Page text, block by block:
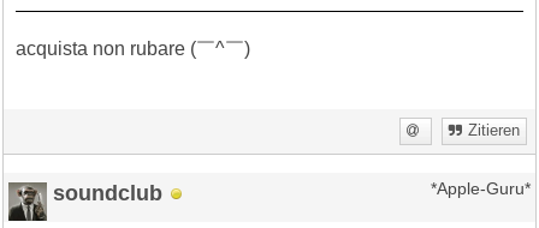
acquista non rubare (￣^￣)ゞ
Zitieren
soundclub *Apple-Guru*